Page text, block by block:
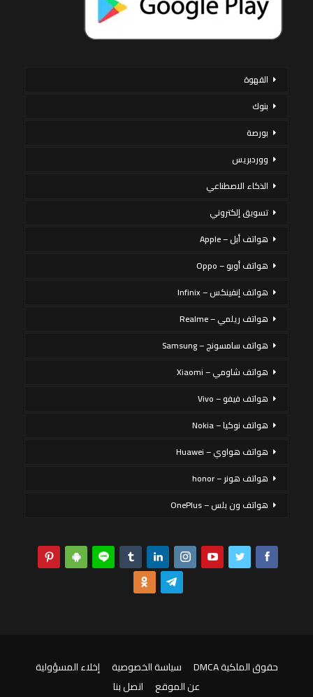
القهوة
بنوك
بورصة
ووردبريس
الذكاء الاصطناعي
تسويق إلكتروني
هواتف أبل – Apple
هواتف أوبو – Oppo
هواتف إنفينكس – Infinix
هواتف ريلمي – Realme
هواتف سامسونج – Samsung
هواتف شاومي – Xiaomi
هواتف فيفو – Vivo
هواتف نوكيا – Nokia
هواتف هواوي – Huawei
هواتف هونر – honor
هواتف ون بلس – OnePlus
حقوق الملكية DMCA سياسة الخصوصية
إخلاء المسؤولية
عن الموقع
اتصل بنا